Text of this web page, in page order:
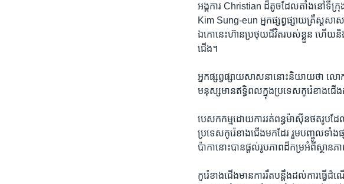
អង្គការ​ Christian ​ដ៏​តូច​ដែល​តាំង​នៅ​ទីក្
Kim Sung-eun ​អ្នក​ផ្សព្វ​ផ្សាយ​គ្រឹស្ត​ស
ឯកោ​នេះ​ហ៊ាន​ប្រថុយ​ជីវិត​របស់​ខ្លួន​ ហើយ​និ
ជើង។
អ្នក​ផ្សព្វ​ផ្សាយ​សាសនា​នោះ​និយាយ​ថា​ ​លោ
មនុស្ស​មាន​ឥទ្ធិ​ពល​ក្នុង​ប្រទេស​កូរ៉េ​ខាងជ
បេសក​កម្ម​ដោយ​ការ​រត់​ពន្ធ​ម៉ាស៊ីន​ថត​រូប​ដែ
ប្រទេស​កូរ៉េ​ខាងជើង​មក​ដែរ​ រួម​បញ្ចូល​ទាំ
ប៉ាកា​នោះ​បាន​ផ្តល់​រូបភាព​ដ៏​កម្រ​អំពី​ស្ថាន​ភ
កូរ៉េ​ខាង​ជើង​មាន​ការ​រឹតបន្តឹង​ដល់​ការ​ធ្